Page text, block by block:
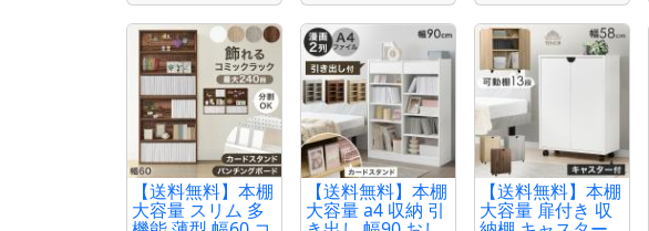
【送料無料】本棚
大容量 スリム 多
【送料無料】本棚
大容量 a4 収納 引
【送料無料】本棚
大容量 扉付き 収